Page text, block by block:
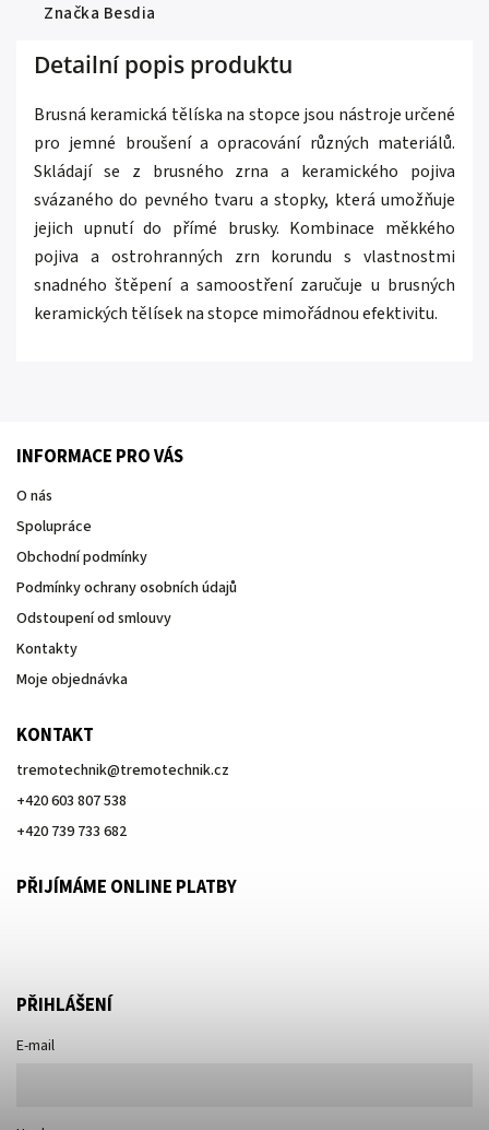
Značka Besdia
Detailní popis produktu
Brusná keramická tělíska na stopce jsou nástroje určené
pro jemné broušení a opracování různých materiálů.
Skládají se z brusného zrna a keramického pojiva
svázaného do pevného tvaru a stopky, která umožňuje
jejich upnutí do přímé brusky. Kombinace měkkého
pojiva a ostrohranných zrn korundu s vlastnostmi
snadného štěpení a samoostření zaručuje u brusných
keramických tělísek na stopce mimořádnou efektivitu.
INFORMACE PRO VÁS
O nás
Spolupráce
Obchodní podmínky
Podmínky ochrany osobních údajů
Odstoupení od smlouvy
Kontakty
Moje objednávka
KONTAKT
tremotechnik@tremotechnik.cz
+420 603 807 538
+420 739 733 682
PŘIJÍMÁME ONLINE PLATBY
PŘIHLÁŠENÍ
E-mail